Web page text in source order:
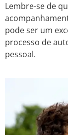
Lembre-se de
pode ser um
processo de
pessoal.